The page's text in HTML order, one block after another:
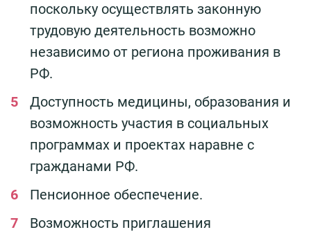
поскольку осуществлять законную
трудовую деятельность возможно
независимо от региона проживания в
РФ.
Доступность медицины, образования и
возможность участия в социальных
программах и проектах наравне с
гражданами РФ.
Пенсионное обеспечение.
Возможность приглашения